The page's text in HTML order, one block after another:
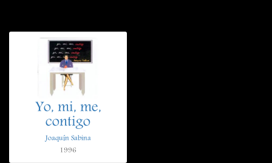
Yo, mi, me,
contigo
Joaquín Sabina
1996